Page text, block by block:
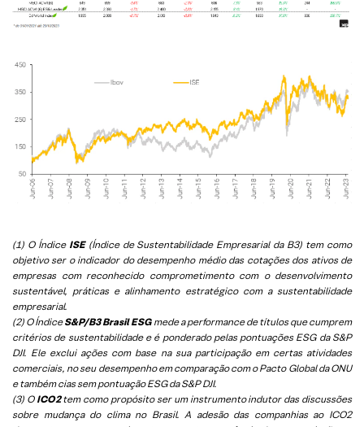
(1) O Índice ISE(Índice de Sustentabilidade Empresarial da B3) tem como
objetivo ser o indicador do desempenho médio das cotações dos ativos de
empresas com reconhecido comprometimento com o desenvolvimento
sustentável, práticas e alinhamento estratégico com a sustentabilidade
empresarial.
(2) O ÍndiceS&P/B3 Brasil ESGmede a performance de títulos que cumprem
critérios de sustentabilidade e é ponderado pelas pontuações ESG da S&P
DJI. Ele exclui ações com base na sua participação em certas atividades
comerciais, no seu desempenho em comparação com o Pacto Global da ONU
e também cias sem pontuação ESG da S&P DJI.
(3) O ICO2tem como propósito ser um instrumento indutor das discussões
sobre mudança do clima no Brasil. A adesão das companhias ao ICO2